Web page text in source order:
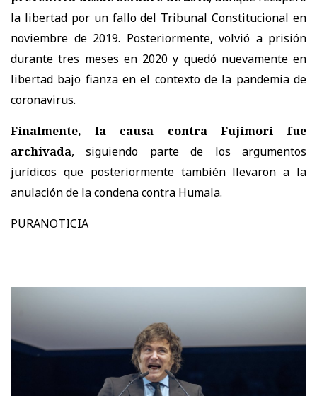
la libertad por un fallo del Tribunal Constitucional en
noviembre de 2019. Posteriormente, volvió a prisión
durante tres meses en 2020 y quedó nuevamente en
libertad bajo fianza en el contexto de la pandemia de
coronavirus.
Finalmente, la causa contra Fujimori fue
archivada, siguiendo parte de los argumentos
jurídicos que posteriormente también llevaron a la
anulación de la condena contra Humala.
PURANOTICIA